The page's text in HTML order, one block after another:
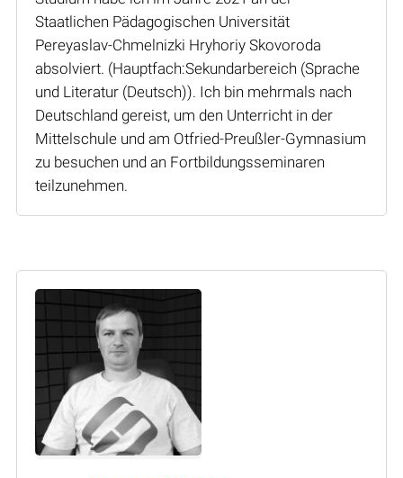
Staatlichen Pädagogischen Universität
Pereyaslav-Chmelnizki Hryhoriy Skovoroda
absolviert. (Hauptfach:Sekundarbereich (Sprache
und Literatur (Deutsch)). Ich bin mehrmals nach
Deutschland gereist, um den Unterricht in der
Mittelschule und am Otfried-Preußler-Gymnasium
zu besuchen und an Fortbildungsseminaren
teilzunehmen.